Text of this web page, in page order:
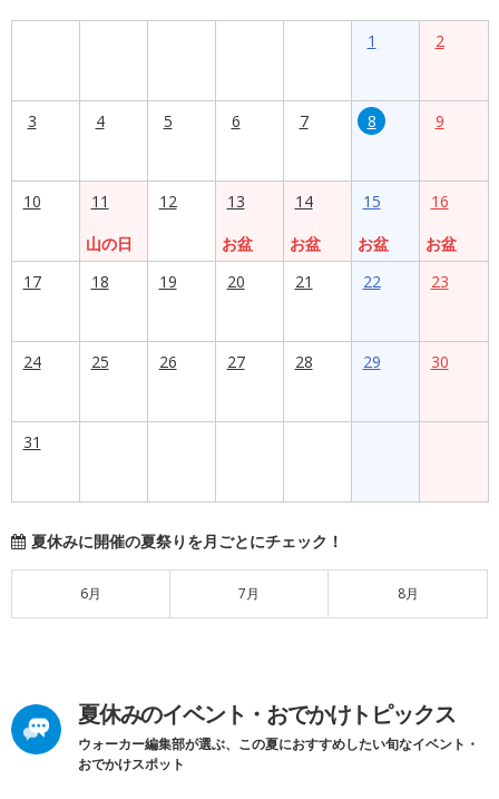
1 2
3 4 5 6 7 8 9
10
11
山の日
12
13
お盆
14
お盆
15
お盆
16
お盆
17
18 19 20 21 22 23
24 25 26 27 28 29 30
31
夏休みに開催の夏祭りを月ごとにチェック！
6月 7月 8月
夏休みのイベント・おでかけトピックス
ウォーカー編集部が選ぶ、この夏におすすめしたい旬なイベント・
おでかけスポット